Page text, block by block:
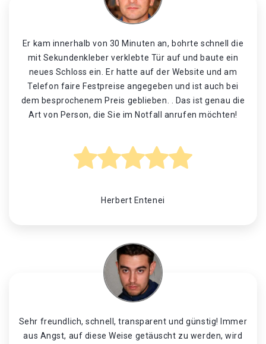
Er kam innerhalb von 30 Minuten an, bohrte schnell die
mit Sekundenkleber verklebte Tür auf und baute ein
neues Schloss ein. Er hatte auf der Website und am
Telefon faire Festpreise angegeben und ist auch bei
dem besprochenem Preis geblieben. . Das ist genau die
Art von Person, die Sie im Notfall anrufen möchten!
Herbert Entenei
Sehr freundlich, schnell, transparent und günstig! Immer
aus Angst, auf diese Weise getäuscht zu werden, wird